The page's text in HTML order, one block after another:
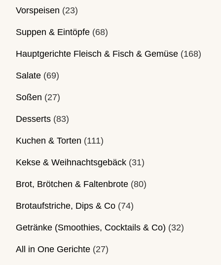
Vorspeisen (23)
Suppen & Eintöpfe (68)
Hauptgerichte Fleisch & Fisch & Gemüse (168)
Salate (69)
Soßen (27)
Desserts (83)
Kuchen & Torten (111)
Kekse & Weihnachtsgebäck (31)
Brot, Brötchen & Faltenbrote (80)
Brotaufstriche, Dips & Co (74)
Getränke (Smoothies, Cocktails & Co) (32)
All in One Gerichte (27)